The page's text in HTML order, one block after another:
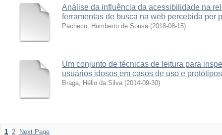
Análise da influência da acessibilidade na
ferramentas de busca na web percebida por
Pacheco, Humberto de Sousa (2018-08-15)
Um conjunto de técnicas de leitura para
usuários idosos em casos de uso e
Braga, Hélio da Silva (2014-09-30)
1 2 Next Page